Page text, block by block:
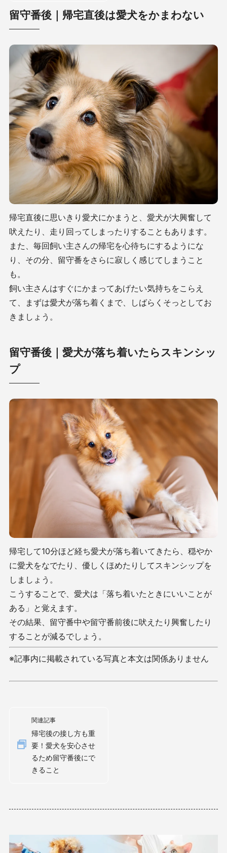
留守番後｜帰宅直後は愛犬をかまわない
帰宅直後に思いきり愛犬にかまうと、愛犬が大興奮して
吠えたり、走り回ってしまったりすることもあります。
また、毎回飼い主さんの帰宅を心待ちにするようにな
り、その分、留守番をさらに寂しく感じてしまうこと
も。
飼い主さんはすぐにかまってあげたい気持ちをこらえ
て、まずは愛犬が落ち着くまで、しばらくそっとしてお
きましょう。
留守番後｜愛犬が落ち着いたらスキンシッ
プ
帰宅して10分ほど経ち愛犬が落ち着いてきたら、穏やか
に愛犬をなでたり、優しくほめたりしてスキンシップを
しましょう。
こうすることで、愛犬は「落ち着いたときにいいことが
ある」と覚えます。
その結果、留守番中や留守番前後に吠えたり興奮したり
することが減るでしょう。
※記事内に掲載されている写真と本文は関係ありません
関連記事
帰宅後の接し方も重
要！愛犬を安心させ
るため留守番後にで
きること